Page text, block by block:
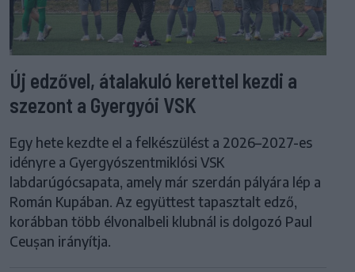
Új edzővel, átalakuló kerettel kezdi a
szezont a Gyergyói VSK
Egy hete kezdte el a felkészülést a 2026–2027-es
idényre a Gyergyószentmiklósi VSK
labdarúgócsapata, amely már szerdán pályára lép a
Román Kupában. Az együttest tapasztalt edző,
korábban több élvonalbeli klubnál is dolgozó Paul
Ceușan irányítja.